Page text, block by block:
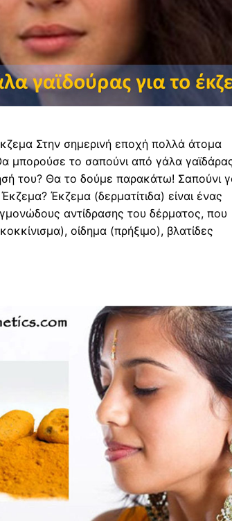
Στην σημερινή εποχή πολλά άτομα
μπορούσε το σαπούνι από γάλα
του? Θα το δούμε παρακάτω! Σαπούνι
Έκζεμα (δερματίτιδα) είναι ένας
αντίδρασης του δέρματος, που
οίδημα (πρήξιμο), βλατίδες